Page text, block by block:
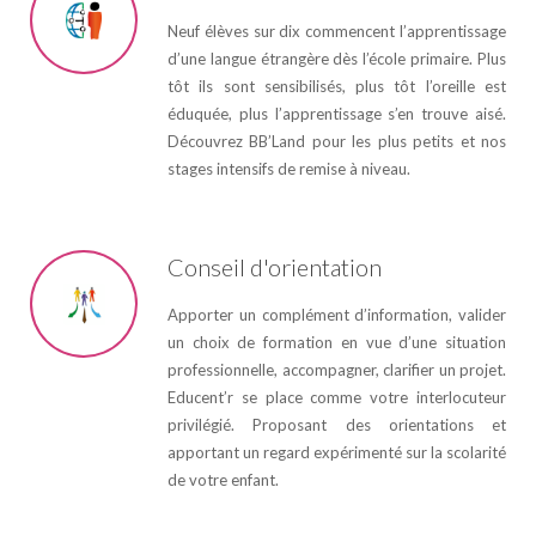
Neuf élèves sur dix commencent l’apprentissage
d’une langue étrangère dès l’école primaire. Plus
tôt ils sont sensibilisés, plus tôt l’oreille est
éduquée, plus l’apprentissage s’en trouve aisé.
Découvrez BB’Land pour les plus petits et nos
stages intensifs de remise à niveau.
Conseil d'orientation
Apporter un complément d’information, valider
un choix de formation en vue d’une situation
professionnelle, accompagner, clarifier un projet.
Educent’r se place comme votre interlocuteur
privilégié. Proposant des orientations et
apportant un regard expérimenté sur la scolarité
de votre enfant.